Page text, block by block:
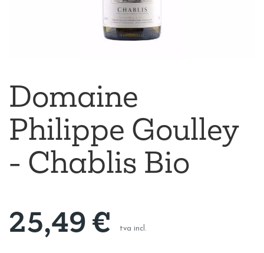
Domaine
Philippe Goulley
- Chablis Bio
25,49€ tva incl.